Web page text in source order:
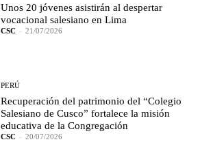
Unos 20 jóvenes asistirán al despertar
vocacional salesiano en Lima
CSC - 21/07/2026
PERÚ
Recuperación del patrimonio del “Colegio
Salesiano de Cusco” fortalece la misión
educativa de la Congregación
CSC - 20/07/2026